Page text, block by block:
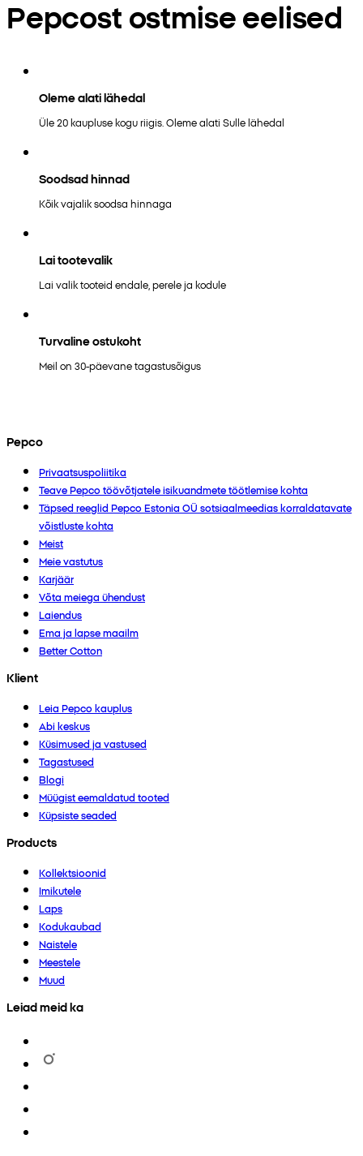
Pepcost ostmise eelised
Oleme alati lähedal
Üle 20 kaupluse kogu riigis. Oleme alati Sulle lähedal
Soodsad hinnad
Kõik vajalik soodsa hinnaga
Lai tootevalik
Lai valik tooteid endale, perele ja kodule
Turvaline ostukoht
Meil on 30-päevane tagastusõigus
Pepco
Privaatsuspoliitika
Teave Pepco töövõtjatele isikuandmete töötlemise kohta
Täpsed reeglid Pepco Estonia OÜ sotsiaalmeedias korraldatavate
võistluste kohta
Meist
Meie vastutus
Karjäär
Võta meiega ühendust
Laiendus
Ema ja lapse maailm
Better Cotton
Klient
Leia Pepco kauplus
Abi keskus
Küsimused ja vastused
Tagastused
Blogi
Müügist eemaldatud tooted
Küpsiste seaded
Products
Kollektsioonid
Imikutele
Laps
Kodukaubad
Naistele
Meestele
Muud
Leiad meid ka